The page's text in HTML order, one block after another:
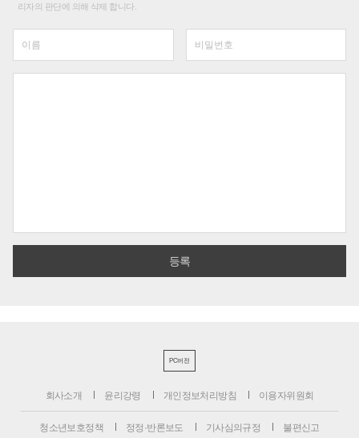
리자의 판단에 의해 삭제 합니다.
PC버전
회사소개 윤리강령 개인정보처리방침 이용자위원회
청소년보호정책 정정·반론보도 기사심의규정 불편신고